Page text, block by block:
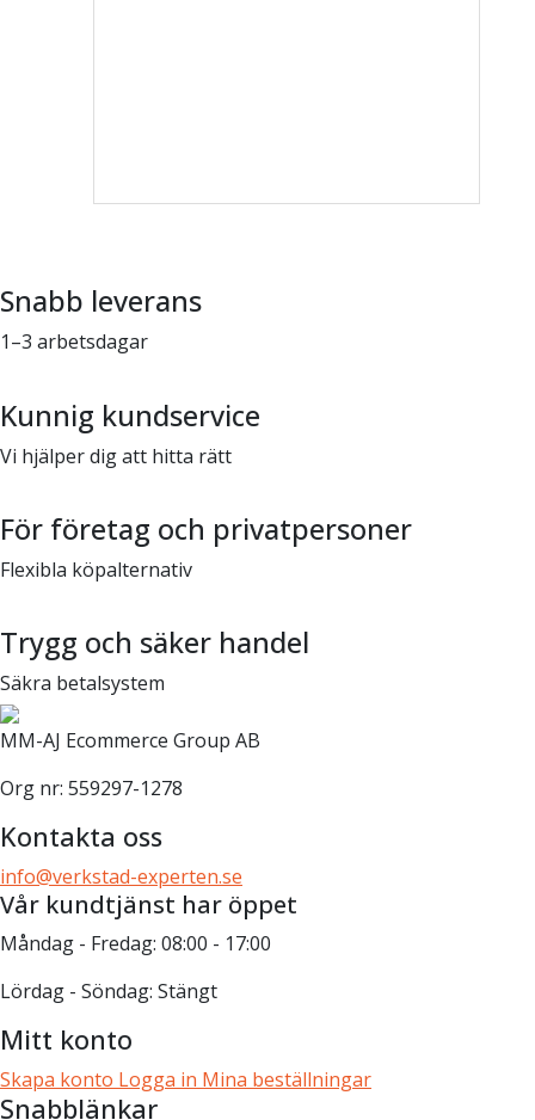
Snabb leverans
1–3 arbetsdagar
Kunnig kundservice
Vi hjälper dig att hitta rätt
För företag och privatpersoner
Flexibla köpalternativ
Trygg och säker handel
Säkra betalsystem
MM-AJ Ecommerce Group AB
Org nr: 559297-1278
Kontakta oss
info@verkstad-experten.se
Vår kundtjänst har öppet
Måndag - Fredag: 08:00 - 17:00
Lördag - Söndag: Stängt
Mitt konto
Skapa konto Logga in Mina beställningar
Snabblänkar